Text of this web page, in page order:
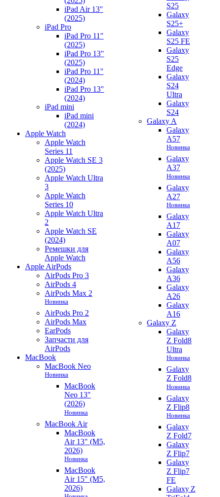
iPad Air 13"
(2025)
iPad Pro
iPad Pro 11"
(2025)
iPad Pro 13"
(2025)
iPad Pro 11"
(2024)
iPad Pro 13"
(2024)
iPad mini
iPad mini
(2024)
Apple Watch
Apple Watch
Series 11
Apple Watch SE 3
(2025)
Apple Watch Ultra
3
Apple Watch
Series 10
Apple Watch Ultra
2
Apple Watch SE
(2024)
Ремешки для
Apple Watch
Apple AirPods
AirPods Pro 3
AirPods 4
AirPods Max 2
Новинка
AirPods Pro 2
AirPods Max
EarPods
Запчасти для
AirPods
MacBook
MacBook Neo
Новинка
MacBook
Neo 13"
(2026)
Новинка
MacBook Air
MacBook
Air 13" (M5,
2026)
Новинка
MacBook
Air 15" (M5,
2026)
S25
Galaxy
S25+
Galaxy
S25 FE
Galaxy
S25
Edge
Galaxy
S24
Ultra
Galaxy
S24
Galaxy A
Galaxy
A57
Новинка
Galaxy
A37
Новинка
Galaxy
A27
Новинка
Galaxy
A17
Galaxy
A07
Galaxy
A56
Galaxy
A36
Galaxy
A26
Galaxy
A16
Galaxy Z
Galaxy
Z Fold8
Ultra
Новинка
Galaxy
Z Fold8
Новинка
Galaxy
Z Flip8
Новинка
Galaxy
Z Fold7
Galaxy
Z Flip7
Galaxy
Z Flip7
FE
Galaxy Z